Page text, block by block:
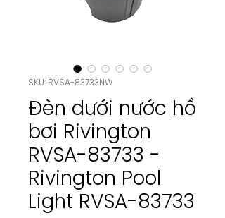
SKU: RVSA-83733NW
Đèn dưới nước hồ
bơi Rivington
RVSA-83733 -
Rivington Pool
Light RVSA-83733